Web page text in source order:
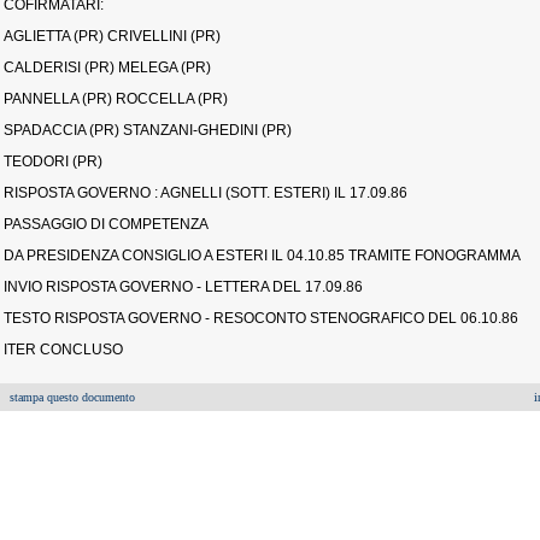
COFIRMATARI:
AGLIETTA (PR) CRIVELLINI (PR)
CALDERISI (PR) MELEGA (PR)
PANNELLA (PR) ROCCELLA (PR)
SPADACCIA (PR) STANZANI-GHEDINI (PR)
TEODORI (PR)
RISPOSTA GOVERNO : AGNELLI (SOTT. ESTERI) IL 17.09.86
PASSAGGIO DI COMPETENZA
DA PRESIDENZA CONSIGLIO A ESTERI IL 04.10.85 TRAMITE FONOGRAMMA
INVIO RISPOSTA GOVERNO - LETTERA DEL 17.09.86
TESTO RISPOSTA GOVERNO - RESOCONTO STENOGRAFICO DEL 06.10.86
ITER CONCLUSO
stampa questo documento